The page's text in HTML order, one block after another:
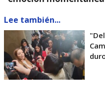
Lee también...